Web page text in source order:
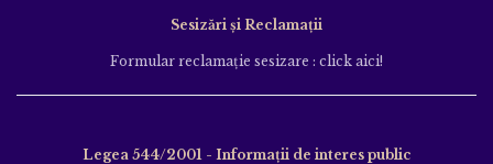
Sesizări și Reclamații
Formular reclamație sesizare : click aici!
Legea 544/2001 - Informații de interes public